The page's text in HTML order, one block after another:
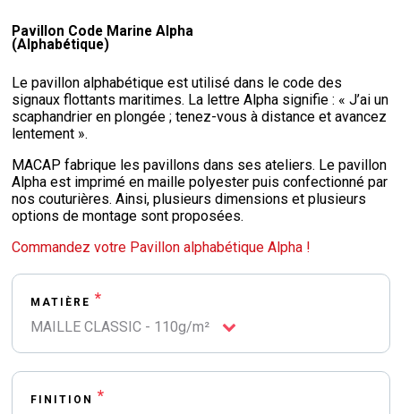
Pavillon Code Marine Alpha
(Alphabétique)
Le pavillon alphabétique est utilisé dans le code des
signaux flottants maritimes. La lettre Alpha signifie : « J’ai un
scaphandrier en plongée ; tenez-vous à distance et avancez
lentement ».
MACAP fabrique les pavillons dans ses ateliers. Le pavillon
Alpha est imprimé en maille polyester puis confectionné par
nos couturières. Ainsi, plusieurs dimensions et plusieurs
options de montage sont proposées.
Commandez votre Pavillon alphabétique Alpha !
MATIÈRE *
MAILLE CLASSIC - 110g/m²
FINITION *